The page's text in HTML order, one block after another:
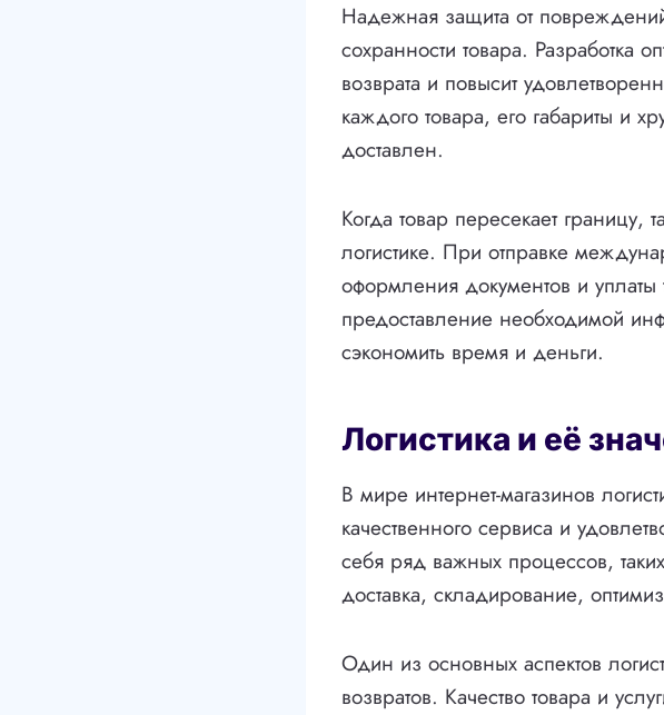
Надежная защита от
сохранности товара. Разработка
возврата и повысит
каждого товара, его габариты и
доставлен.
Когда товар пересекает
логистике. При отправке
оформления документов и
предоставление необходимой
сэкономить время и деньги.
Логистика и её
В мире интернет-магазинов
качественного сервиса и
себя ряд важных процессов,
доставка, складирование,
Один из основных аспектов
возвратов. Качество товара и